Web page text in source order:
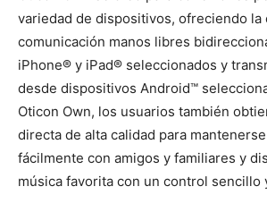
variedad de dispositivos, ofreciendo la
comunicación manos libres
iPhone® y iPad® seleccionados y
desde dispositivos Android™
Oticon Own, los usuarios también
directa de alta calidad para
fácilmente con amigos y familiares y
música favorita con un control sencillo